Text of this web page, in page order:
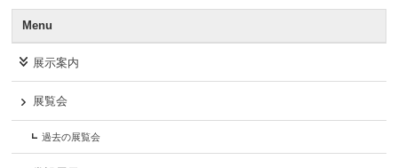
Menu
展示案内
展覧会
過去の展覧会